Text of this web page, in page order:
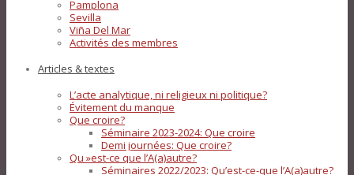
Pamplona
Sevilla
Viña Del Mar
Activités des membres
Articles & textes
L’acte analytique, ni religieux ni politique?
Évitement du manque
Que croire?
Séminaire 2023-2024: Que croire
Demi journées: Que croire?
Qu »est-ce que l’A(a)autre?
Séminaires 2022/2023: Qu’est-ce-que l’A(a)autre?